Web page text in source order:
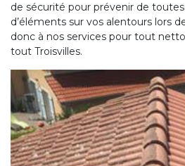
de sécurité pour prévenir de
d’éléments sur vos alentours lors
donc à nos services pour tout
tout Troisvilles.